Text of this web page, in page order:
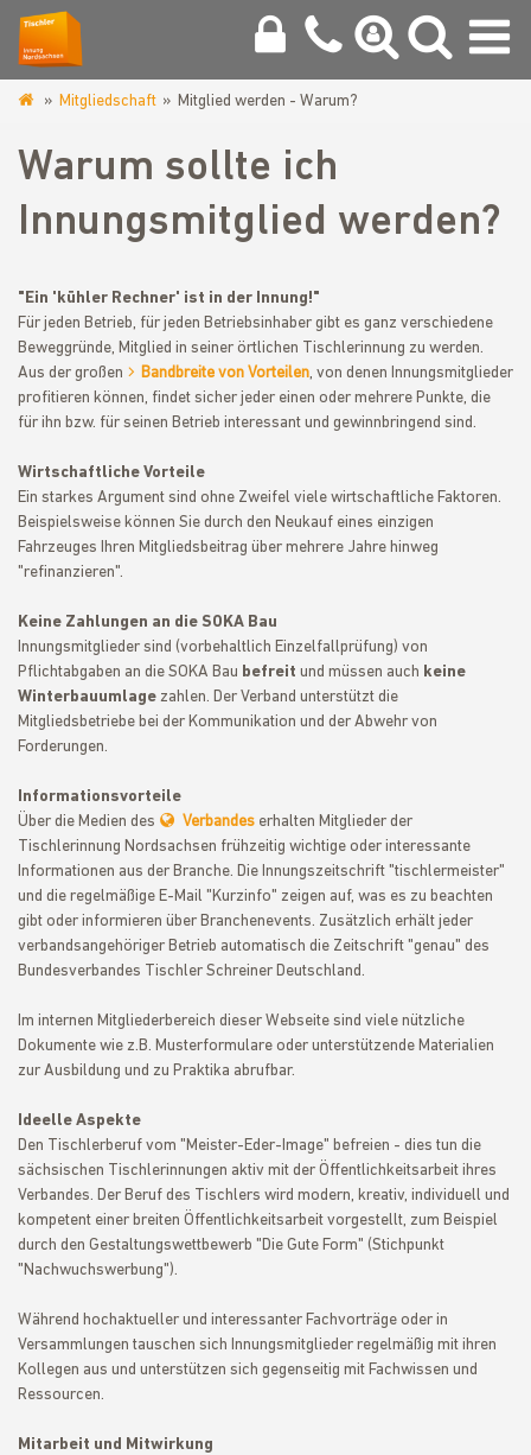
nordsachsen.de
Mitgliedschaft Mitglied werden - Warum?
Warum sollte ich
Innungsmitglied werden?
"Ein 'kühler Rechner' ist in der Innung!"
Für jeden Betrieb, für jeden Betriebsinhaber gibt es ganz verschiedene
Beweggründe, Mitglied in seiner örtlichen Tischlerinnung zu werden.
Aus der großen
Bandbreite von Vorteilen, von denen Innungsmitglieder
profitieren können, findet sicher jeder einen oder mehrere Punkte, die
für ihn bzw. für seinen Betrieb interessant und gewinnbringend sind.
Wirtschaftliche Vorteile
Ein starkes Argument sind ohne Zweifel viele wirtschaftliche Faktoren.
Beispielsweise können Sie durch den Neukauf eines einzigen
Fahrzeuges Ihren Mitgliedsbeitrag über mehrere Jahre hinweg
"refinanzieren".
Keine Zahlungen an die SOKA Bau
Innungsmitglieder sind (vorbehaltlich Einzelfallprüfung) von
Pflichtabgaben an die SOKA Bau befreit und müssen auch keine
Winterbauumlage zahlen. Der Verband unterstützt die
Mitgliedsbetriebe bei der Kommunikation und der Abwehr von
Forderungen.
Informationsvorteile
Über die Medien des
Verbandes erhalten Mitglieder der
Tischlerinnung Nordsachsen frühzeitig wichtige oder interessante
Informationen aus der Branche. Die Innungszeitschrift "tischlermeister"
und die regelmäßige E-Mail "Kurzinfo" zeigen auf, was es zu beachten
gibt oder informieren über Branchenevents. Zusätzlich erhält jeder
verbandsangehöriger Betrieb automatisch die Zeitschrift "genau" des
Bundesverbandes Tischler Schreiner Deutschland.
Im internen Mitgliederbereich dieser Webseite sind viele nützliche
Dokumente wie z.B. Musterformulare oder unterstützende Materialien
zur Ausbildung und zu Praktika abrufbar.
Ideelle Aspekte
Den Tischlerberuf vom "Meister-Eder-Image" befreien - dies tun die
sächsischen Tischlerinnungen aktiv mit der Öffentlichkeitsarbeit ihres
Verbandes. Der Beruf des Tischlers wird modern, kreativ, individuell und
kompetent einer breiten Öffentlichkeitsarbeit vorgestellt, zum Beispiel
durch den Gestaltungswettbewerb "Die Gute Form" (Stichpunkt
"Nachwuchswerbung").
Während hochaktueller und interessanter Fachvorträge oder in
Versammlungen tauschen sich Innungsmitglieder regelmäßig mit ihren
Kollegen aus und unterstützen sich gegenseitig mit Fachwissen und
Ressourcen.
Mitarbeit und Mitwirkung